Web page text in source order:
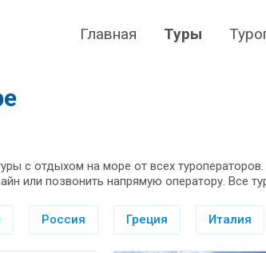
Главная Туры
с отдыхом на море от всех
или позвонить напрямую оператору. Все
Россия Греция Италия